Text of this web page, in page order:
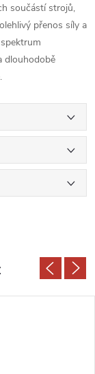
součástí strojů,
přenos síly a
dlouhodobě